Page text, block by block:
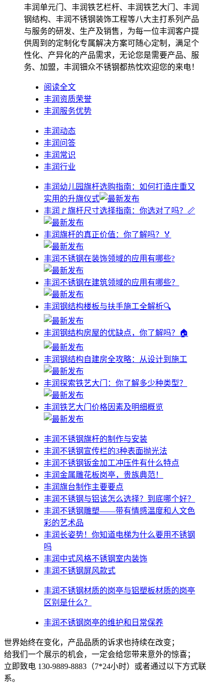
丰润单元门、丰润铁艺栏杆、丰润铁艺大门、丰润
钢结构、丰润不锈钢装饰工程等八大主打系列产品
与服务的研发、生产及销售，为每一位丰润客户提
供周到的定制化专属解决方案可随心定制，满足个
性化、产异化的产品需求，无论您是需要产品、服
务、加盟，丰润钿众不锈钢都热忱欢迎您的来电！
阅读全文
丰润资质荣誉
丰润服务优势
丰润动态
丰润问答
丰润常识
丰润行业
丰润幼儿园旗杆选购指南：如何打造庄重又
实用的升旗仪式
丰润🚩旗杆尺寸选择指南：你选对了吗？📏
丰润旗杆的真正价值：你了解吗？🏅
丰润不锈钢在装饰领域的应用有哪些?
丰润不锈钢在建筑领域的应用有哪些？
丰润钢结构楼板与扶手施工全解析🔍
丰润钢结构房屋的优缺点，你了解吗？🏠
丰润钢结构自建房全攻略：从设计到施工
丰润探索铁艺大门：你了解多少种类型？
丰润铁艺大门价格因素及明细概览
丰润不锈钢旗杆的制作与安装
丰润不锈钢宣传栏的3种表面抛光法
丰润不锈钢钣金加工冲压件有什么特点
丰润金属雕花板岗亭，贵族典范！
丰润旗台制作主要要点
丰润不锈钢与铝该怎么选择？到底哪个好？
丰润不锈钢雕塑——带有情感温度和人文色
彩的艺术品
丰润​长姿势！你知道电梯为什么要用不锈钢
吗
丰润中式风格不锈钢室内装饰
丰润不锈钢屏风款式
丰润不锈钢材质的岗亭与铝塑板材质的岗亭
区别是什么？
丰润不锈钢岗亭的维护和日常保养
世界始终在变化，产品品质的诉求也持续在改变；
给我们一个展示的机会，一定会给您带来意外的惊喜；
立即致电 130-9889-8883（7*24小时）或者通过以下方式联
系。